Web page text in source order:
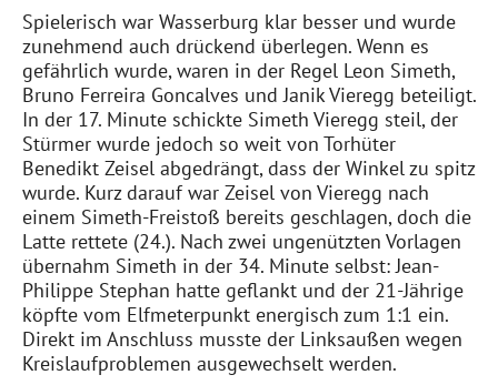
Spielerisch war Wasserburg klar besser und wurde
zunehmend auch drückend überlegen. Wenn es
gefährlich wurde, waren in der Regel Leon Simeth,
Bruno Ferreira Goncalves und Janik Vieregg beteiligt.
In der 17. Minute schickte Simeth Vieregg steil, der
Stürmer wurde jedoch so weit von Torhüter
Benedikt Zeisel abgedrängt, dass der Winkel zu spitz
wurde. Kurz darauf war Zeisel von Vieregg nach
einem Simeth-Freistoß bereits geschlagen, doch die
Latte rettete (24.). Nach zwei ungenützten Vorlagen
übernahm Simeth in der 34. Minute selbst: Jean-
Philippe Stephan hatte geflankt und der 21-Jährige
köpfte vom Elfmeterpunkt energisch zum 1:1 ein.
Direkt im Anschluss musste der Linksaußen wegen
Kreislaufproblemen ausgewechselt werden.